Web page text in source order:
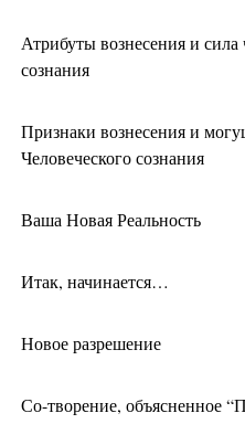
Атрибуты вознесения и сила
сознания
Признаки вознесения и
Человеческого сознания
Ваша Новая Реальность
Итак, начинается…
Новое разрешение
Со-творение, объясненное